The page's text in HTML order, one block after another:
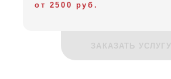
от 2500 руб.
ЗАКАЗАТЬ УСЛУГУ